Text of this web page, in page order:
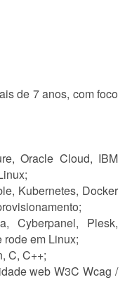
de 7 anos, com foco
Oracle Cloud, IBM
Kubernetes, Docker
Cyberpanel, Plesk,
rode em Linux;
C, C++;
web W3C Wcag /